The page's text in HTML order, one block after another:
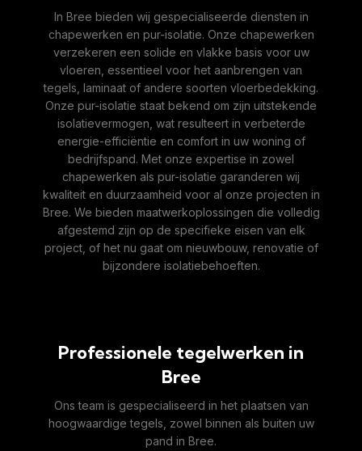
In Bree bieden wij gespecialiseerde diensten in
chapewerken en pur-isolatie. Onze chapewerken
verzekeren een solide en vlakke basis voor uw
vloeren, essentieel voor het aanbrengen van
tegels, laminaat of andere soorten vloerbedekking.
Onze pur-isolatie staat bekend om zijn uitstekende
isolatievermogen, wat resulteert in verbeterde
energie-efficiëntie en comfort in uw woning of
bedrijfspand. Met onze expertise in zowel
chapewerken als pur-isolatie garanderen wij
kwaliteit en duurzaamheid voor al onze projecten in
Bree. We bieden maatwerkoplossingen die volledig
afgestemd zijn op de specifieke eisen van elk
project, of het nu gaat om nieuwbouw, renovatie of
bijzondere isolatiebehoeften.
Professionele tegelwerken in
Bree
Ons team is gespecialiseerd in het plaatsen van
hoogwaardige tegels, zowel binnen als buiten uw
pand in Bree.